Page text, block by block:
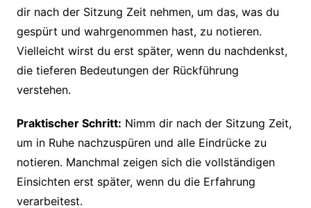
dir nach der Sitzung Zeit nehmen, um das, was du
gespürt und wahrgenommen hast, zu notieren.
Vielleicht wirst du erst später, wenn du nachdenkst,
die tieferen Bedeutungen der Rückführung
verstehen.
Praktischer Schritt: Nimm dir nach der Sitzung Zeit,
um in Ruhe nachzuspüren und alle Eindrücke zu
notieren. Manchmal zeigen sich die vollständigen
Einsichten erst später, wenn du die Erfahrung
verarbeitest.